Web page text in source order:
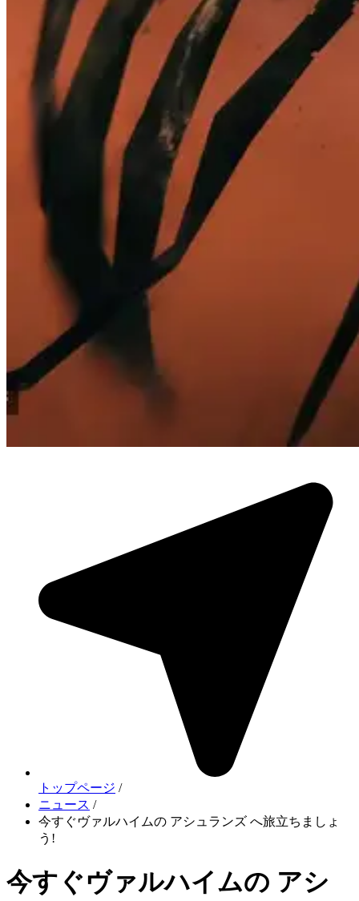
トップページ /
ニュース /
今すぐヴァルハイムの アシュランズ へ旅立ちましょ
う!
今すぐヴァルハイムの アシ